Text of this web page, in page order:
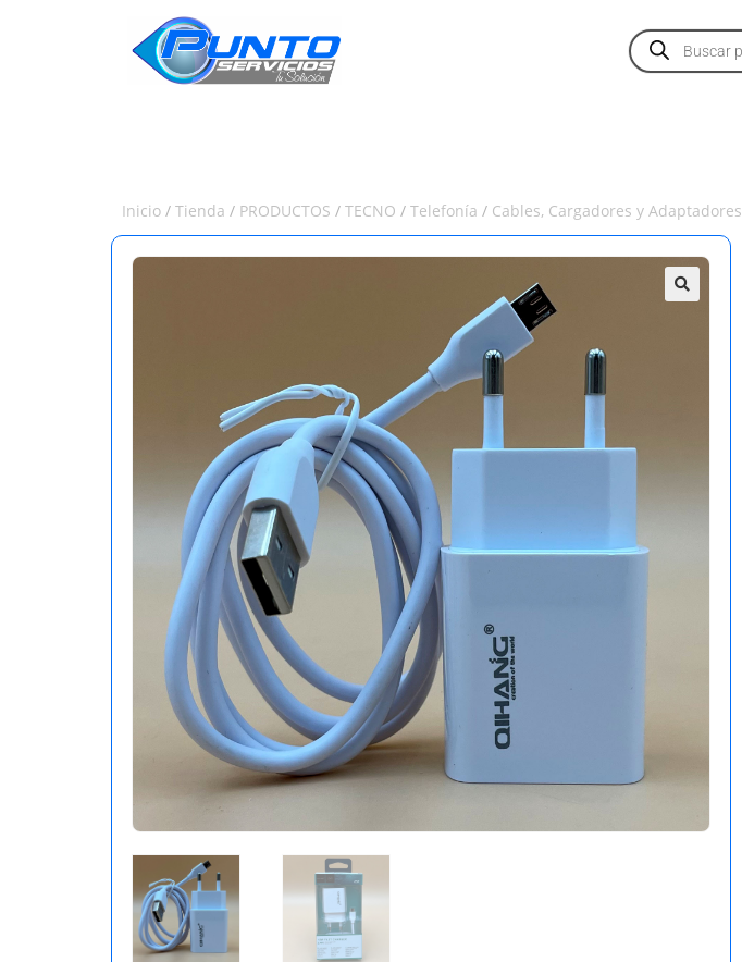
Inicio / Tienda / PRODUCTOS / TECNO / Telefonía / Cables, Cargadores y Adaptadores